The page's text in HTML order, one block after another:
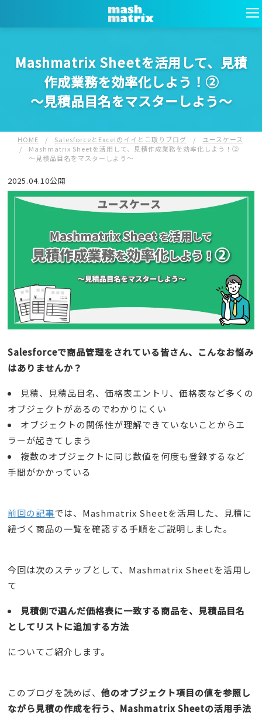
Mashmatrix Sheetを活用して、見積
作成業務を効率化しよう！②
～見積品目名をマスターしよう～
HOME / SalesforceとExcelのイイとこ取りブログ /
ユースケース
/
Mashmatrix Sheetを活用して、見積作成業務を効率化しよう！②
～見積品目名をマスターしよう～
2025.04.10公開
Salesforceで商品管理をされている皆さん、こんなお悩み
はありませんか？
見積、見積品目名、価格表エントリ、価格表など多くの
オブジェクトがあるのでわかりにくい
オブジェクトの関係性が理解できていないことからエ
ラーが起きてしまう
複数のオブジェクトに同じ数値を何度も登録するなど
手間がかかっている
前回の記事では、Mashmatrix Sheetを活用した、見積に
紐づく商品の一覧を確認する手順をご説明しました。
今回は次のステップとして、Mashmatrix Sheetを活用し
て
見積側で選んだ価格表に一致する商品を、見積品目名
としてリストに追加する方法
についてご紹介します。
このブログを読めば、他のオブジェクト項目の値を参照し
ながら見積の作成を行う、Mashmatrix Sheetの活用手法